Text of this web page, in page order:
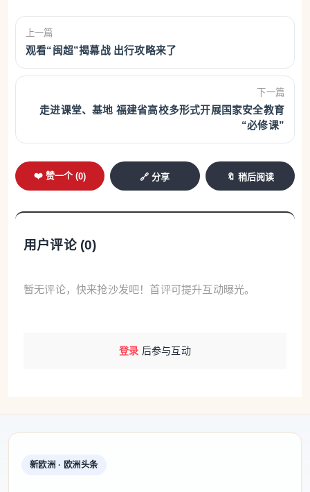
品在市场上热销。
“传统的羽绒服遭遇湿冷环境保暖性能大幅下降，
范，企业研发缺少参照，消费者难以分辨产品好坏，
标准。面对“如何科学模拟湿冷环境”和“如何量化评价
上一篇
观看“闽超”揭幕战 出行攻略来了
下一篇
走进课堂、基地 福建省高校多形式开展国家安全教育
“必修课”
❤️ 赞一个 (0) 🔗 分享 🔖 稍后阅读
用户评论 (0)
暂无评论，快来抢沙发吧！首评可提升互动曝光。
登录 后参与互动
新欧洲 · 欧洲头条